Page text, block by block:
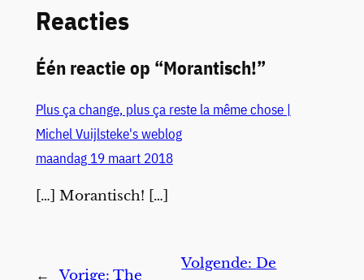
Reacties
Één reactie op “Morantisch!”
Plus ça change, plus ça reste la même chose |
Michel Vuijlsteke's weblog
maandag 19 maart 2018
[…] Morantisch! […]
← Vorige: The
Volgende:De